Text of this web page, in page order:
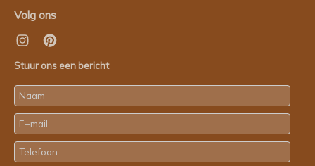
Volg ons
Stuur ons een bericht